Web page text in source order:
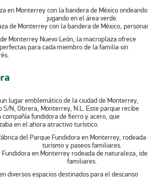
de Monterrey con la bandera de México,
Monterrey Nuevo León, la macroplaza ofrece
para cada miembro de la familia sin
lugar emblemático de la ciudad de Monterrey,
S/N, Obrera, Monterrey, N.L. Este parque recibe
fundidora de fierro y acero, que
en el ahora atractivo turístico.
Fundidora en Monterrey rodeada de naturaleza,
familiares.
diversos espacios destinados para el descanso